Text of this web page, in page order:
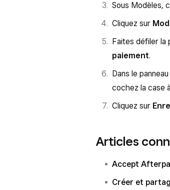
Sous Modèles,
Cliquez sur
Faites défiler la
paiement.
Dans le
cochez la case
Cliquez sur
Articles
Accept
Créer et